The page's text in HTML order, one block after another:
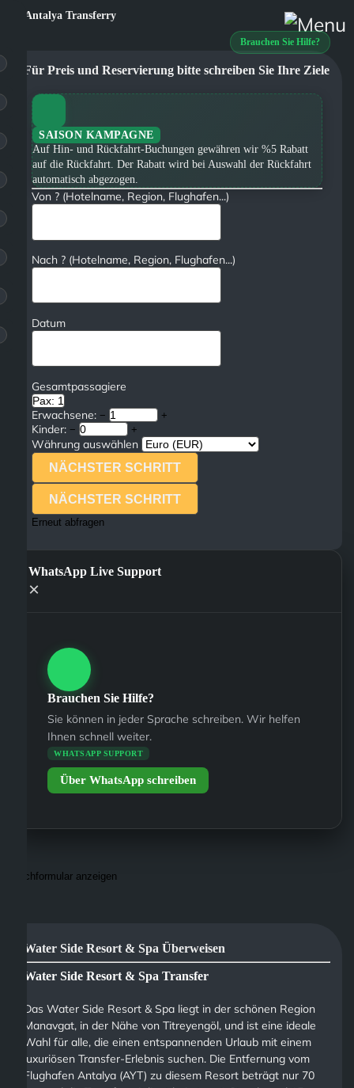
Brauchen Sie Hilfe?
Für Preis und Reservierung bitte schreiben Sie Ihre Ziele
SAISON KAMPAGNE
Auf Hin- und Rückfahrt-Buchungen gewähren wir %5 Rabatt
auf die Rückfahrt. Der Rabatt wird bei Auswahl der Rückfahrt
automatisch abgezogen.
Von ? (Hotelname, Region, Flughafen...)
Nach ? (Hotelname, Region, Flughafen...)
Datum
Gesamtpassagiere
Pax: 1
Erwachsene: − +
Kinder: − +
Währung auswählen
NÄCHSTER SCHRITT
NÄCHSTER SCHRITT
Erneut abfragen
WhatsApp Live Support
×
Brauchen Sie Hilfe?
Sie können in jeder Sprache schreiben. Wir helfen
Ihnen schnell weiter.
WHATSAPP SUPPORT
Über WhatsApp schreiben
Suchformular anzeigen
Water Side Resort & Spa Überweisen
Water Side Resort & Spa Transfer
Das Water Side Resort & Spa liegt in der schönen Region
Manavgat, in der Nähe von Titreyengöl, und ist eine ideale
Wahl für alle, die einen entspannenden Urlaub mit einem
luxuriösen Transfer-Erlebnis suchen. Die Entfernung vom
Flughafen Antalya (AYT) zu diesem Resort beträgt nur 70